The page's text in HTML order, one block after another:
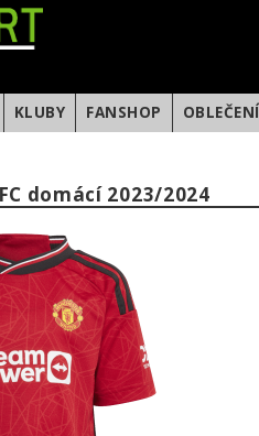
KLUBY FANSHOP OBLEČENÍ
domácí 2023/2024